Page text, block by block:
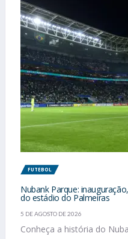
FUTEBOL
Nubank Parque:
do estádio do Palmeiras
5 DE AGOSTO DE 2026
Conheça a história do